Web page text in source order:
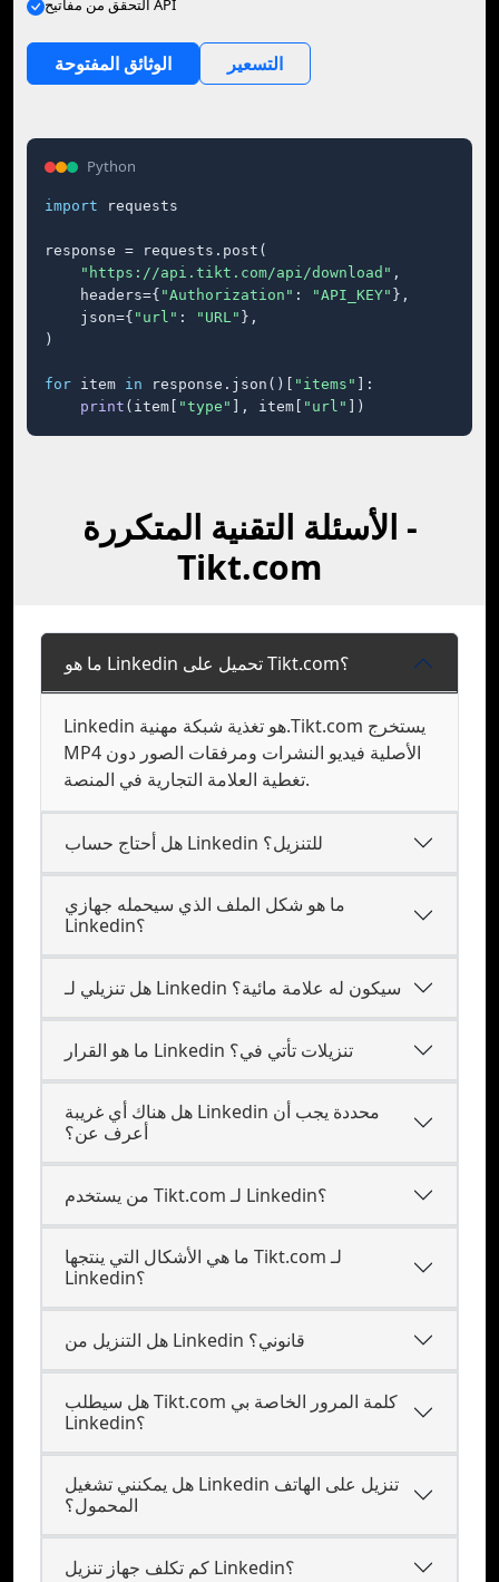
التحقق من مفاتيح API
الوثائق المفتوحة التسعير
Python
import requests
response = requests.post(
"https://api.tikt.com/api/download" ,
    headers={
"Authorization" : "API_KEY" },
    json={
"url" : "URL" },
)
for item in response.json()[ "items"
]:
print (item[ "type" ], item[ "url" ])
الأسئلة التقنية المتكررة -
Tikt.com
ما هو Linkedin تحميل على Tikt.com؟
Linkedin هو تغذية شبكة مهنية.Tikt.com يستخرج
MP4 الأصلية فيديو النشرات ومرفقات الصور دون
تغطية العلامة التجارية في المنصة.
هل أحتاج حساب Linkedin للتنزيل؟
ما هو شكل الملف الذي سيحمله جهازي
Linkedin؟
هل تنزيلي لـ Linkedin سيكون له علامة مائية؟
ما هو القرار Linkedin تنزيلات تأتي في؟
هل هناك أي غريبة Linkedin محددة يجب أن
أعرف عن؟
من يستخدم Tikt.com لـ Linkedin؟
ما هي الأشكال التي ينتجها Tikt.com لـ
Linkedin؟
هل التنزيل من Linkedin قانوني؟
هل سيطلب Tikt.com كلمة المرور الخاصة بي
Linkedin؟
هل يمكنني تشغيل Linkedin تنزيل على الهاتف
المحمول؟
كم تكلف جهاز تنزيل Linkedin؟